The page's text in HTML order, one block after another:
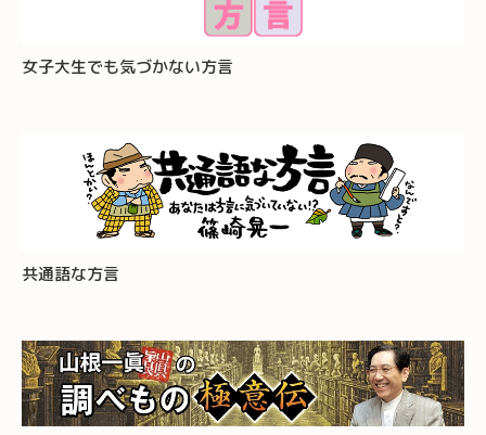
女子大生でも気づかない方言
共通語な方言